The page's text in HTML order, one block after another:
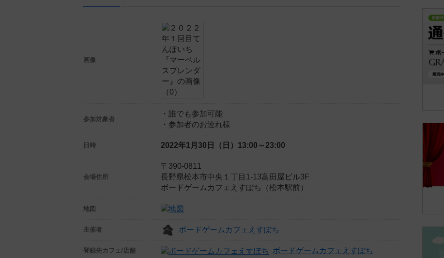
画像
参加対象者
・誰でも参加可能
・参加者のお連れ様
日時 2022年1月30日（日） 13:00～23:00
会場住所
〒390-0811
長野県松本市中央１丁目1-13富田屋ビル3F
ボードゲームカフェえすぽち（松本駅前）
地図
主催者 ボードゲームカフェえすぽち
登録先カフェ/店舗 ボードゲームカフェえすぽち